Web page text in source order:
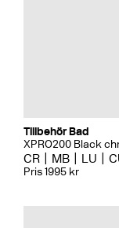
Tillbehör Bad
XPRO200 Black
CR MB LU
Pris 1995 kr